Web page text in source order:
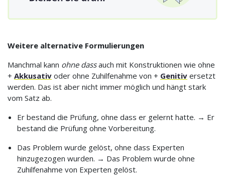
Weitere alternative Formulierungen
Manchmal kann ohne dassauch mit Konstruktionen wie ohne
+ Akkusativ oder ohne Zuhilfenahme von + Genitiv ersetzt
werden. Das ist aber nicht immer möglich und hängt stark
vom Satz ab.
Er bestand die Prüfung, ohne dass er gelernt hatte. → Er
bestand die Prüfung ohne Vorbereitung.
Das Problem wurde gelöst, ohne dass Experten
hinzugezogen wurden. → Das Problem wurde ohne
Zuhilfenahme von Experten gelöst.